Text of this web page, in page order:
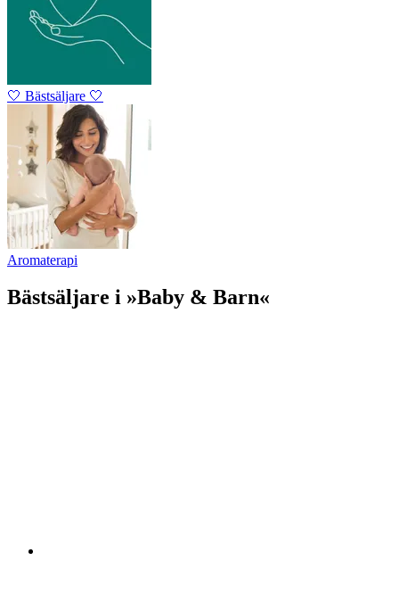
🤍 Bästsäljare 🤍
Aromaterapi
Bästsäljare i »Baby & Barn«